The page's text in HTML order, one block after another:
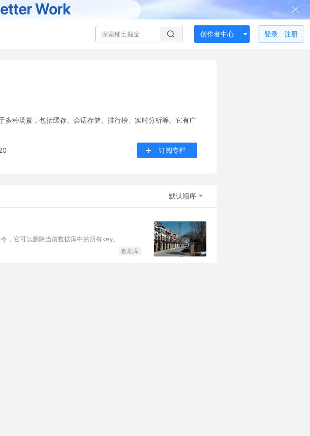
创作者中心 登录 注册
多种场景，包括缓存、会话存储、排行榜、实时分析等。它有广
订阅专栏
默认顺序
它可以删除当前数据库中的所有key。
数据库